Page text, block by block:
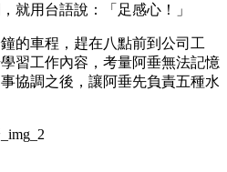
就用台語說：「足感心！」
的車程，趕在八點前到公司工
習工作內容，考量阿垂無法記憶
協調之後，讓阿垂先負責五種水